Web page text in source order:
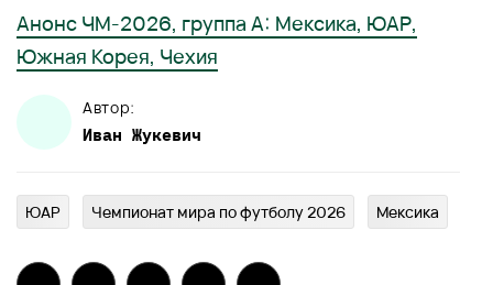
Анонс ЧМ-2026, группа А: Мексика, ЮАР,
Южная Корея, Чехия
Автор:
Иван Жукевич
ЮАР Чемпионат мира по футболу 2026 Мексика